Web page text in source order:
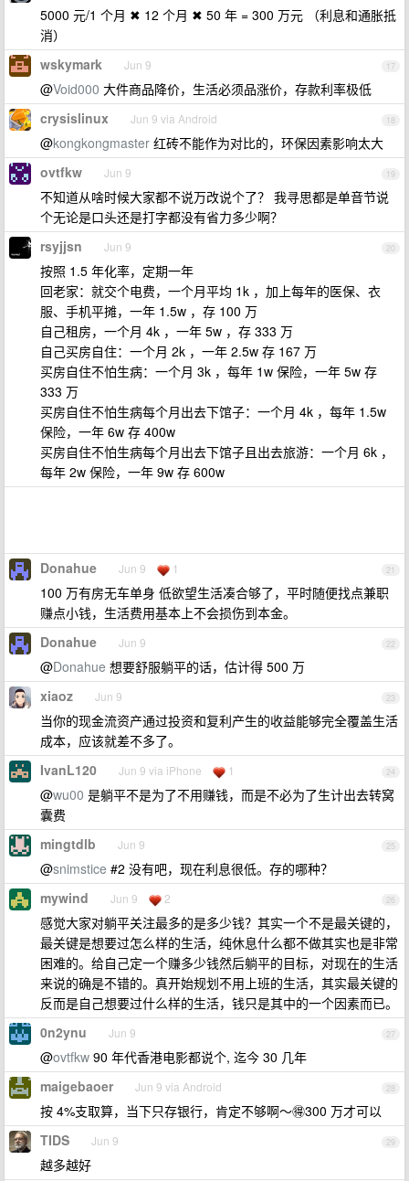
5000 元/1 个月 ✖ 12 个月 ✖ 50 年 = 300 万元 （利息和通胀抵
消）
17
wskymark Jun 9
@Void000 大件商品降价，生活必须品涨价，存款利率极低
18
crysislinux Jun 9 via Android
@kongkongmaster 红砖不能作为对比的，环保因素影响太大
19
ovtfkw Jun 9
不知道从啥时候大家都不说万改说个了？ 我寻思都是单音节说
个无论是口头还是打字都没有省力多少啊？
20
rsyjjsn Jun 9
按照 1.5 年化率，定期一年
回老家：就交个电费，一个月平均 1k ，加上每年的医保、衣
服、手机平摊，一年 1.5w ，存 100 万
自己租房，一个月 4k ，一年 5w ，存 333 万
自己买房自住：一个月 2k ，一年 2.5w 存 167 万
买房自住不怕生病：一个月 3k ，每年 1w 保险，一年 5w 存
333 万
买房自住不怕生病每个月出去下馆子：一个月 4k ，每年 1.5w
保险，一年 6w 存 400w
买房自住不怕生病每个月出去下馆子且出去旅游：一个月 6k ，
每年 2w 保险，一年 9w 存 600w
21
Donahue Jun 9 1
100 万有房无车单身 低欲望生活凑合够了，平时随便找点兼职
赚点小钱，生活费用基本上不会损伤到本金。
22
Donahue Jun 9
@Donahue 想要舒服躺平的话，估计得 500 万
23
xiaoz Jun 9
当你的现金流资产通过投资和复利产生的收益能够完全覆盖生活
成本，应该就差不多了。
24
IvanL120 Jun 9 via iPhone 1
@wu00 是躺平不是为了不用赚钱，而是不必为了生计出去转窝
囊费
25
mingtdlb Jun 9
@snimstice #2 没有吧，现在利息很低。存的哪种？
26
mywind Jun 9 2
感觉大家对躺平关注最多的是多少钱？其实一个不是最关键的，
最关键是想要过怎么样的生活，纯休息什么都不做其实也是非常
困难的。给自己定一个赚多少钱然后躺平的目标，对现在的生活
来说的确是不错的。真开始规划不用上班的生活，其实最关键的
反而是自己想要过什么样的生活，钱只是其中的一个因素而已。
27
0n2ynu Jun 9
@ovtfkw 90 年代香港电影都说个, 迄今 30 几年
28
maigebaoer Jun 9 via Android
按 4%支取算，当下只存银行，肯定不够啊～🉐300 万才可以
29
TIDS Jun 9
越多越好